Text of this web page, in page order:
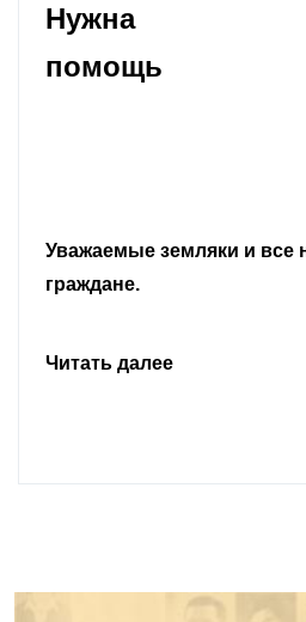
Нужна
помощь
Уважаемые земляки и все
граждане.
Читать далее